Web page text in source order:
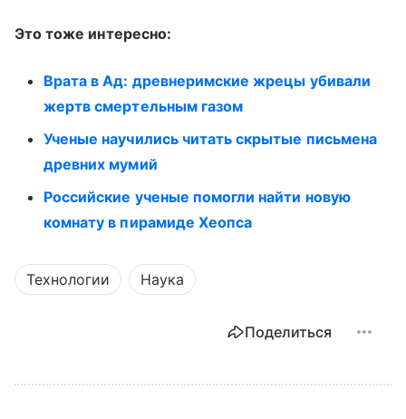
Это тоже интересно:
Врата в Ад: древнеримские жрецы убивали
жертв смертельным газом
Ученые научились читать скрытые письмена
древних мумий
Российские ученые помогли найти новую
комнату в пирамиде Хеопса
Технологии Наука
Поделиться